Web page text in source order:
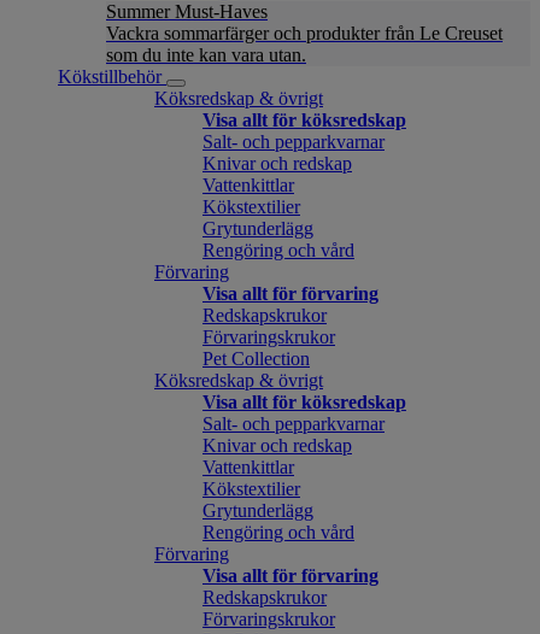
Summer Must-Haves
Vackra sommarfärger och produkter från Le Creuset
som du inte kan vara utan.
Kökstillbehör
Köksredskap & övrigt
Visa allt för köksredskap
Salt- och pepparkvarnar
Knivar och redskap
Vattenkittlar
Kökstextilier
Grytunderlägg
Rengöring och vård
Förvaring
Visa allt för förvaring
Redskapskrukor
Förvaringskrukor
Pet Collection
Köksredskap & övrigt
Visa allt för köksredskap
Salt- och pepparkvarnar
Knivar och redskap
Vattenkittlar
Kökstextilier
Grytunderlägg
Rengöring och vård
Förvaring
Visa allt för förvaring
Redskapskrukor
Förvaringskrukor